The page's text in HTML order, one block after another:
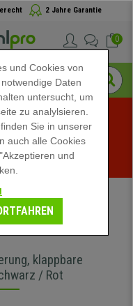
2 Jahre Garantie
0
Exklusive
ansehen -
klappbare
/ Rot
und Cookies von
Daten
untersucht, um
zu analylsieren.
Sie in unserer
auch alle Cookies
und